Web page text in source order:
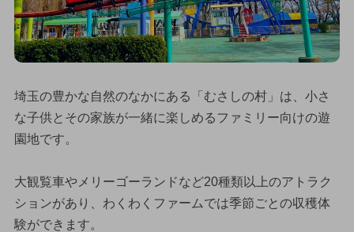
埼玉の豊かな自然のなかにある「むさしの村」は、小さ
な子供とその家族が一緒に楽しめるファミリー向けの遊
園地です。
大観覧車やメリーゴーランドなど20種類以上のアトラク
ションがあり、わくわくファームでは季節ごとの収穫体
験ができます。